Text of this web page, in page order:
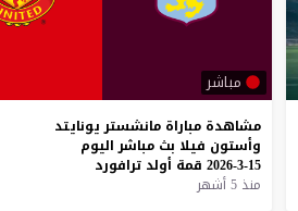
مباشر
مشاهدة مباراة مانشستر يونايتد
وأستون فيلا بث مباشر اليوم
15-3-2026
قمة أولد ترافورد
منذ 5 أشهر